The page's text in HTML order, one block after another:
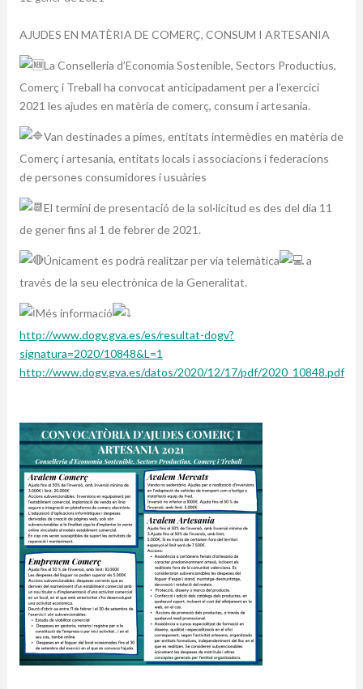
AJUDES EN MATÈRIA DE COMERÇ, CONSUM I ARTESANIA
La Conselleria d’Economia Sostenible, Sectors Productius,
Comerç i Treball ha convocat anticipadament per a l’exercici
2021 les ajudes en matèria de comerç, consum i artesania.
Van destinades a pimes, entitats intermèdies en matèria de
Comerç i artesania, entitats locals i associacions i federacions
de persones consumidores i usuàries
El termini de presentació de la sol·licitud es des del dia 11
de gener fins al 1 de febrer de 2021.
Únicament es podrà realitzar per via telemàtica
a
través de la seu electrònica de la Generalitat.
Més informació
http://www.dogv.gva.es/es/resultat-dogv?
signatura=2020/10848&L=1
http://www.dogv.gva.es/datos/2020/12/17/pdf/2020_10848.pdf